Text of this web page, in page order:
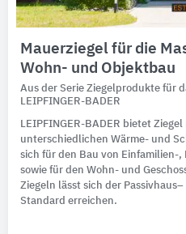
Mauerziegel für die
Wohn- und Objektbau
Aus der Serie Ziegelprodukte für
LEIPFINGER-BADER
LEIPFINGER-BADER bietet
unterschiedlichen Wärme- und
sich für den Bau von Einfamilien-
sowie für den Wohn- und
Ziegeln lässt sich der
Standard erreichen.